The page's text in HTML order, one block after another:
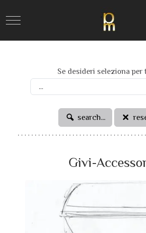
Mobile Menu Toggle
Se desideri seleziona per
search...
Givi-